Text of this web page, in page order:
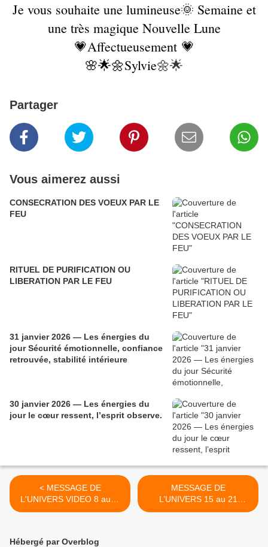
Je vous souhaite une lumineuse🌞 Semaine et
une très magique Nouvelle Lune
💗Affectueusement 💗
🌸🌟🌼Sylvie🌼🌟
Partager
Vous aimerez aussi
CONSECRATION DES VOEUX PAR LE
FEU
RITUEL DE PURIFICATION OU
LIBERATION PAR LE FEU
31 janvier 2026 — Les énergies du
jour Sécurité émotionnelle, confiance
retrouvée, stabilité intérieure
30 janvier 2026 — Les énergies du
jour le cœur ressent, l’esprit observe.
< MESSAGE DE
L'UNIVERS VIDEO 8 au14
NOVEMBRE 2021 LE
TENEBRESS
MESSAGE DE
L’UNIVERS 15 au 21
Novembre 2021 >
Hébergé par Overblog